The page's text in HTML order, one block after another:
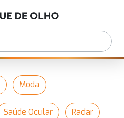
Moda
Saúde Ocular Radar